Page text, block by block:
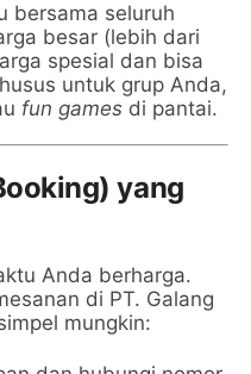
bersama seluruh
besar (lebih dari
spesial dan bisa
untuk grup Anda,
fun games di pantai.
yang
Anda berharga.
di PT. Galang
mungkin: